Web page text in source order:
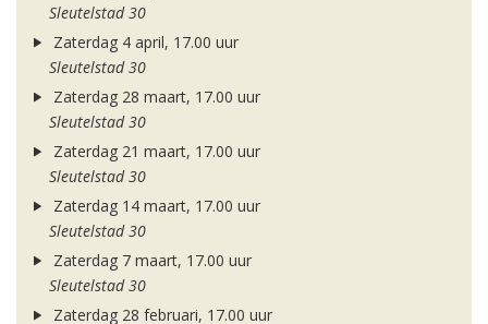
Sleutelstad 30
Zaterdag 4 april, 17.00 uur
Sleutelstad 30
Zaterdag 28 maart, 17.00 uur
Sleutelstad 30
Zaterdag 21 maart, 17.00 uur
Sleutelstad 30
Zaterdag 14 maart, 17.00 uur
Sleutelstad 30
Zaterdag 7 maart, 17.00 uur
Sleutelstad 30
Zaterdag 28 februari, 17.00 uur